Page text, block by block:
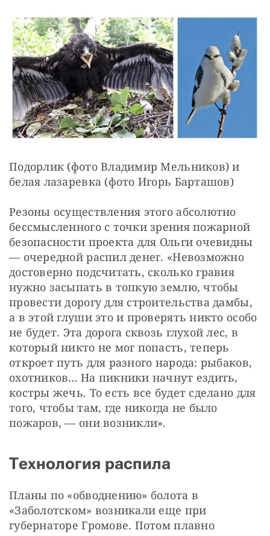
Подорлик (фото Владимир Мельников) и
белая лазаревка (фото Игорь Барташов)
Резоны осуществления этого абсолютно
бессмысленного с точки зрения пожарной
безопасности проекта для Ольги очевидны
— очередной распил денег. «Невозможно
достоверно подсчитать, сколько гравия
нужно засыпать в топкую землю, чтобы
провести дорогу для строительства дамбы,
а в этой глуши это и проверять никто особо
не будет. Эта дорога сквозь глухой лес, в
который никто не мог попасть, теперь
откроет путь для разного народа: рыбаков,
охотников… На пикники начнут ездить,
костры жечь. То есть все будет сделано для
того, чтобы там, где никогда не было
пожаров, — они возникли».
Технология распила
Планы по «обводнению» болота в
«Заболотском» возникали еще при
губернаторе Громове. Потом плавно